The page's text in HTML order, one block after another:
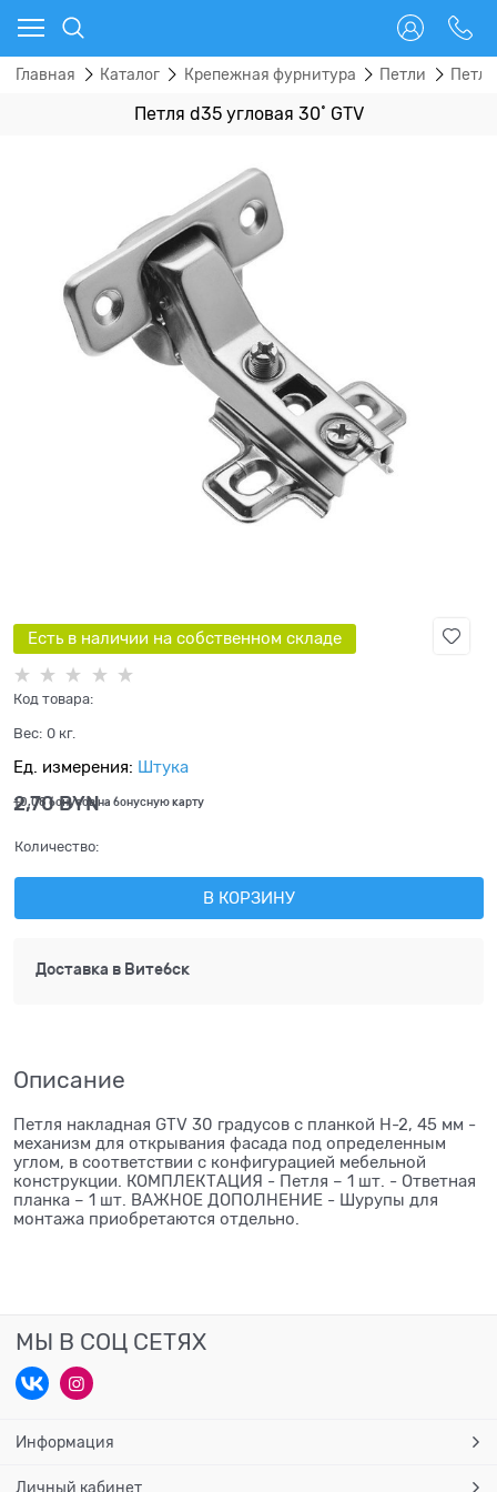
Главная Каталог Крепежная фурнитура Петли
Петля d35 угловая 30˚ GTV
Есть в наличии на собственном складе
Код товара:
Вес: 0 кг.
Ед. измерения: Штука
2,70 BYN
+0,08 бонусов на бонусную карту
Количество:
В КОРЗИНУ
Доставка в Витебск
Описание
Петля накладная GTV 30 градусов с планкой H-2, 45 мм -
механизм для открывания фасада под определенным
углом, в соответствии с конфигурацией мебельной
конструкции. КОМПЛЕКТАЦИЯ - Петля – 1 шт. - Ответная
планка – 1 шт. ВАЖНОЕ ДОПОЛНЕНИЕ - Шурупы для
монтажа приобретаются отдельно.
МЫ В СОЦ СЕТЯХ
Информация
Личный кабинет